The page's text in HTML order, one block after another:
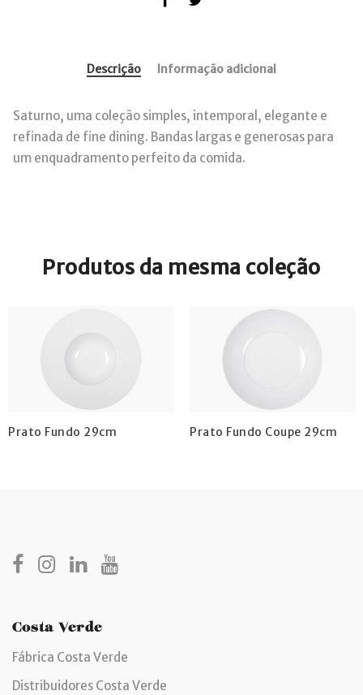
Descrição Informação adicional
Saturno, uma coleção simples, intemporal, elegante e
refinada de fine dining. Bandas largas e generosas para
um enquadramento perfeito da comida.
Produtos da mesma coleção
Prato Fundo 29cm Prato Fundo Coupe 29cm
Costa Verde
Fábrica Costa Verde
Distribuidores Costa Verde